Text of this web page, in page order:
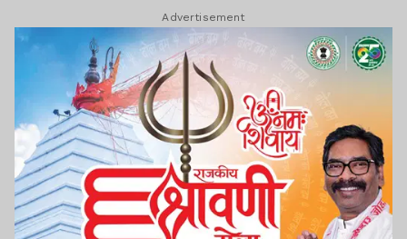
Advertisement